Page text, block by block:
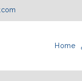
Home